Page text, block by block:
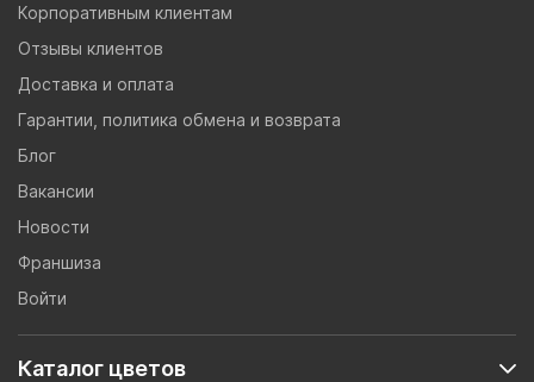
Корпоративным клиентам
Отзывы клиентов
Доставка и оплата
Гарантии, политика обмена и возврата
Блог
Вакансии
Новости
Франшиза
Войти
Каталог цветов